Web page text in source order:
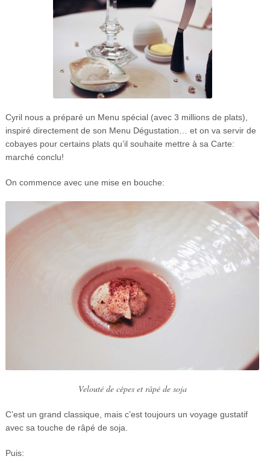
Cyril nous a préparé un Menu spécial (avec 3 millions de plats),
inspiré directement de son Menu Dégustation… et on va servir de
cobayes pour certains plats qu’il souhaite mettre à sa Carte:
marché conclu!
On commence avec une mise en bouche:
Velouté de cèpes et râpé de soja
C’est un grand classique, mais c’est toujours un voyage gustatif
avec sa touche de râpé de soja.
Puis: